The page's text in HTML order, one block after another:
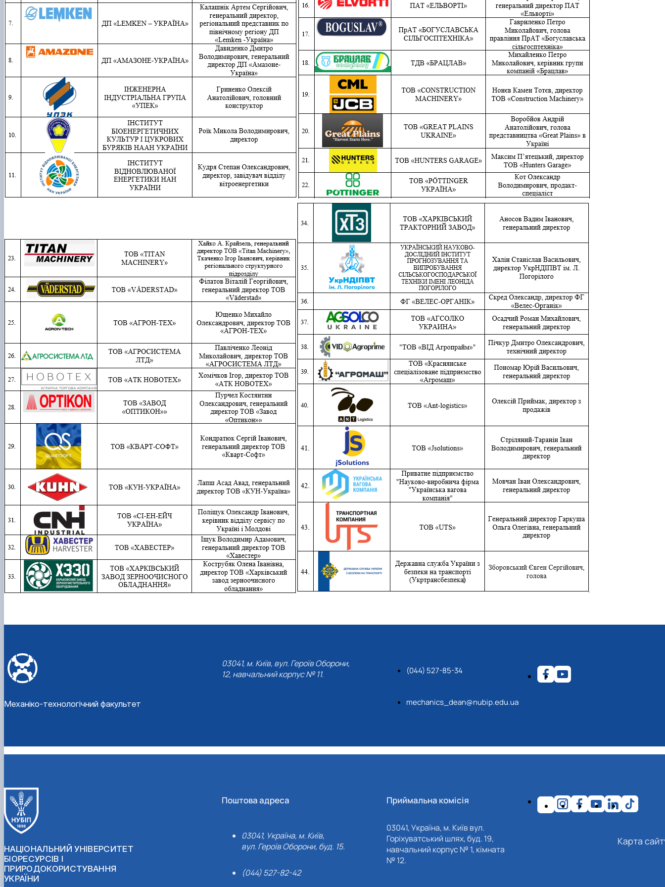
Механіко-технологічний факультет
03041, м. Київ, вул. Героїв Оборони,
12, навчальний корпус № 11.
(044) 527-85-34
mechanics_dean@nubip.edu.ua
НАЦІОНАЛЬНИЙ УНІВЕРСИТЕТ
БІОРЕСУРСІВ І
ПРИРОДОКОРИСТУВАННЯ
УКРАЇНИ
Поштова адреса
03041, Україна, м. Київ,
вул. Героїв Оборони, буд. 15.
(044) 527-82-42
Приймальна комісія
03041, Україна, м. Київ вул.
Горіхуватський шлях, буд. 19,
навчальний корпус № 1, кімната
№ 12.
Карта